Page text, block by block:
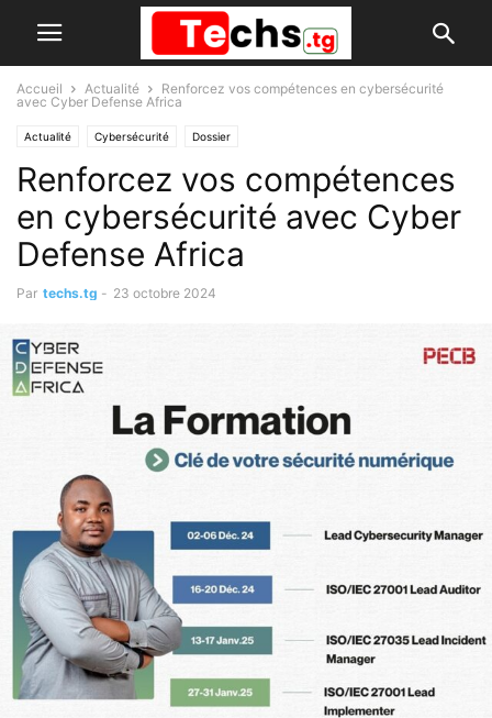
Accueil Actualité
Renforcez vos compétences en cybersécurité
avec Cyber Defense Africa
Actualité Cybersécurité Dossier
Renforcez vos compétences
en cybersécurité avec Cyber
Defense Africa
Par techs.tg - 23 octobre 2024